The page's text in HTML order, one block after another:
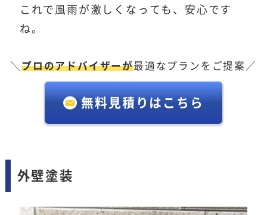
これで風雨が激しくなっても、安心です
ね。
＼プロのアドバイザーが最適なプランをご提案／
無料見積りはこちら
外壁塗装